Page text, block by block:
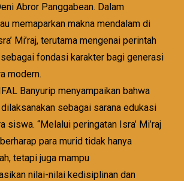
Abror Panggabean. Dalam
memaparkan makna mendalam di
Mi’raj, terutama mengenai perintah
fondasi karakter bagi generasi
modern.
Banyurip menyampaikan bahwa
sebagai sarana edukasi
siswa. “Melalui peringatan Isra’ Mi’raj
para murid tidak hanya
tetapi juga mampu
nilai-nilai kedisiplinan dan